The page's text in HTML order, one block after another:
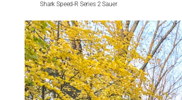
Shark Speed-R Series 2 Sauer